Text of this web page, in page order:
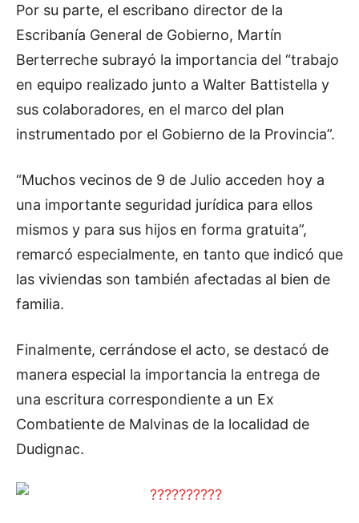
Por su parte, el escribano director de la
Escribanía General de Gobierno, Martín
Berterreche subrayó la importancia del “trabajo
en equipo realizado junto a Walter Battistella y
sus colaboradores, en el marco del plan
instrumentado por el Gobierno de la Provincia”.
“Muchos vecinos de 9 de Julio acceden hoy a
una importante seguridad jurídica para ellos
mismos y para sus hijos en forma gratuita”,
remarcó especialmente, en tanto que indicó que
las viviendas son también afectadas al bien de
familia.
Finalmente, cerrándose el acto, se destacó de
manera especial la importancia la entrega de
una escritura correspondiente a un Ex
Combatiente de Malvinas de la localidad de
Dudignac.